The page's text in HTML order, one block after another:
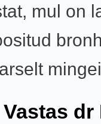
mul on
Vastas dr